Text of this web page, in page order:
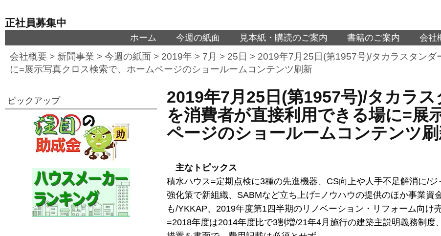
正社員募集中
ホーム 今週の紙面 見本紙・購読のご案内 書籍のご案内 会社
会社概要 > 新聞事業 > 今週の紙面 > 2019年 > 7月 > 25日 > 2019年7月25日(第1957号)/タカラスタン
に=展示写真クロス検索で、ホームページのショールームコンテンツ刷新
2019年7月25日(第1957号)/タカラ
を消費者が直接利用できる場に=展
ページのショールームコンテンツ
主なトピックス
積水ハウス=定期点検に3種の先進機器、CS向上や人手不足解消に/
強化策で新組織、SABMなど立ち上げ=ノウハウの提供のほか事業資
も/YKKAP、2019年度第1四半期のリノベーション・リフォーム向け
=2018年度は2014年度比で3割増/21年4月施行の建築主説明義務制度
ピックアップ